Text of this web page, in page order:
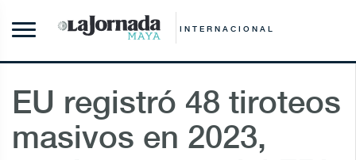
INTERNACIONAL
EU registró 48 tiroteos
masivos en 2023,